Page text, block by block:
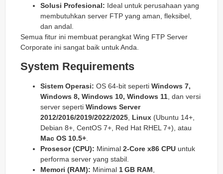
Solusi Profesional: Ideal untuk perusahaan yang
membutuhkan server FTP yang aman, fleksibel,
dan andal.
Semua fitur ini membuat perangkat Wing FTP Server
Corporate ini sangat baik untuk Anda.
System Requirements
Sistem Operasi: OS 64‑bit seperti Windows 7,
Windows 8, Windows 10, Windows 11 , dan versi
server seperti Windows Server
2012/2016/2019/2022/2025 Linux (Ubuntu 14+,
Debian 8+, CentOS 7+, Red Hat RHEL 7+), atau
Mac OS 10.5+
Prosesor (CPU): Minimal 2‑Core x86 CPU untuk
performa server yang stabil.
Memori (RAM): Minimal 1 GB RAM